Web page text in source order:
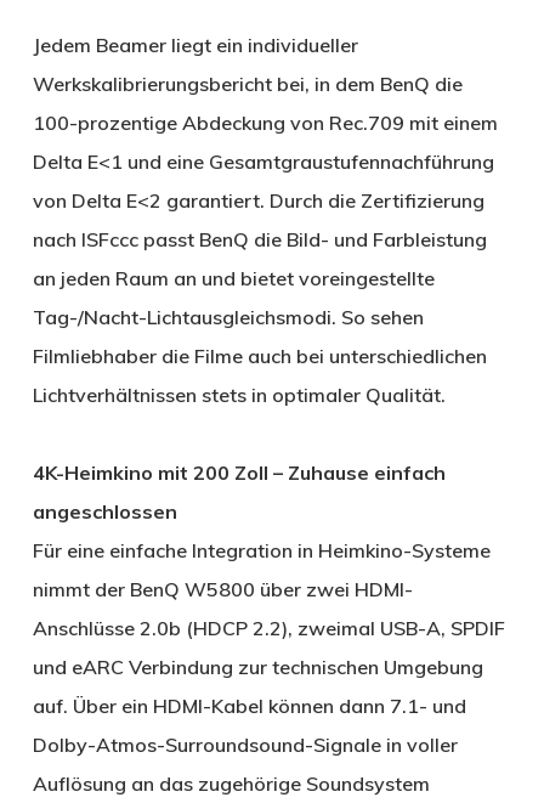
Jedem Beamer liegt ein individueller
Werkskalibrierungsbericht bei, in dem BenQ die
100-prozentige Abdeckung von Rec.709 mit einem
Delta E<1 und eine Gesamtgraustufennachführung
von Delta E<2 garantiert. Durch die Zertifizierung
nach ISFccc passt BenQ die Bild- und Farbleistung
an jeden Raum an und bietet voreingestellte
Tag-/Nacht-Lichtausgleichsmodi. So sehen
Filmliebhaber die Filme auch bei unterschiedlichen
Lichtverhältnissen stets in optimaler Qualität.
4K-Heimkino mit 200 Zoll – Zuhause einfach
angeschlossen
Für eine einfache Integration in Heimkino-Systeme
nimmt der BenQ W5800 über zwei HDMI-
Anschlüsse 2.0b (HDCP 2.2), zweimal USB-A, SPDIF
und eARC Verbindung zur technischen Umgebung
auf. Über ein HDMI-Kabel können dann 7.1- und
Dolby-Atmos-Surroundsound-Signale in voller
Auflösung an das zugehörige Soundsystem